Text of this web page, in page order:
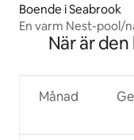
Boende i Seabrook
En varm Nest-pool/
När är
Månad